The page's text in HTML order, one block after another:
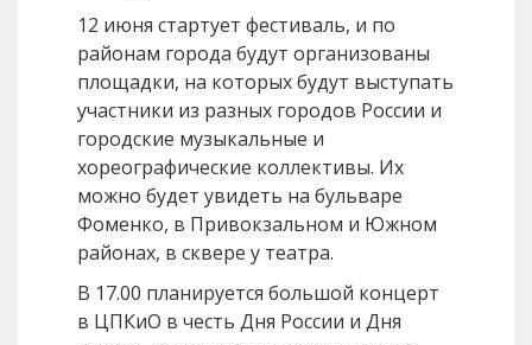
12 июня стартует фестиваль, и по
районам города будут организованы
площадки, на которых будут выступать
участники из разных городов России и
городские музыкальные и
хореографические коллективы. Их
можно будет увидеть на бульваре
Фоменко, в Привокзальном и Южном
районах, в сквере у театра.
В 17.00 планируется большой концерт
в ЦПКиО в честь Дня России и Дня